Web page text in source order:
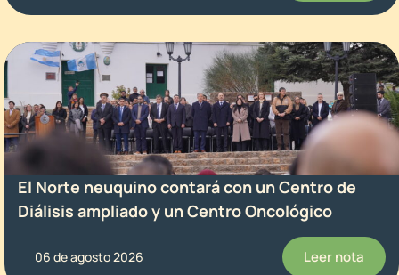
El Norte neuquino contará con un Centro de
Diálisis ampliado y un Centro Oncológico
06 de agosto 2026 Leer nota